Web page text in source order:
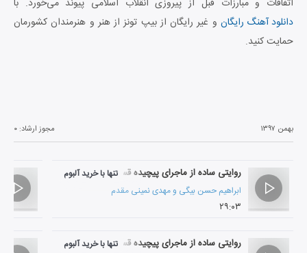
اتفاقات و مبارزات قبل از پیروزی انقلاب اسلامی پیوند می‌خورد. با
دانلود آهنگ رایگان و غیر رایگان از بیپ تونز از هنر و هنرمندان کشورمان
حمایت کنید.
بهمن ۱۳۹۷ مجوز ارشاد: ۰
روایتی ساده از ماجرای پیچیده قسمت اول
ابراهیم حسن بیگی و مهدی نمینی مقدم
۲۹:۰۳
تنها با خرید آلبوم
روایتی ساده از ماجرای پیچیده قسمت دومتنها با خرید آلبوم